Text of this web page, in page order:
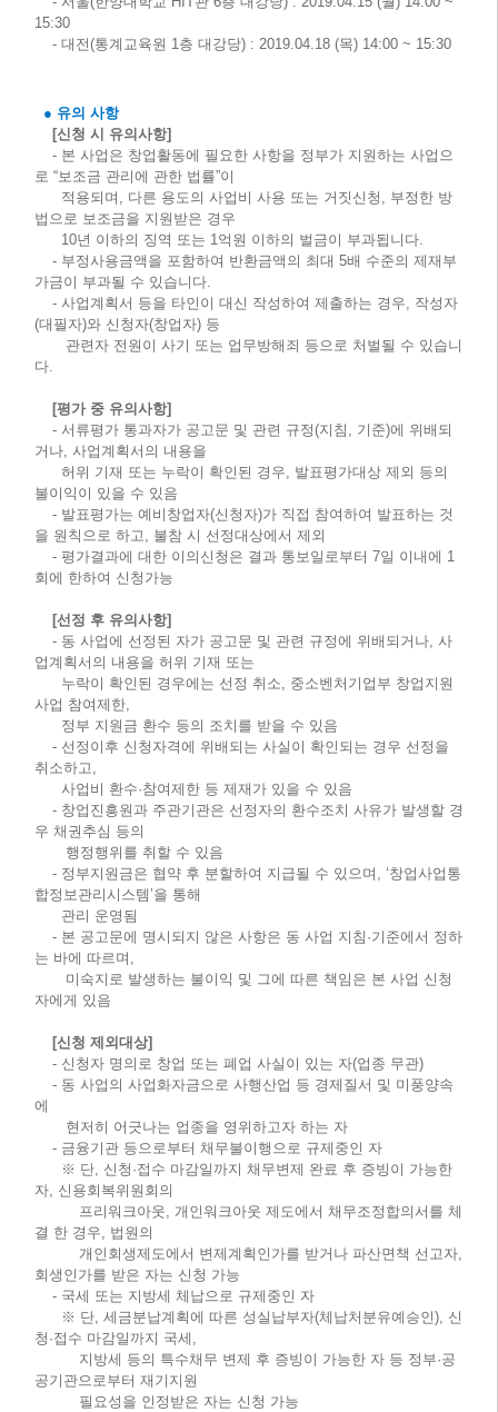
15:30
- 대전(통계교육원 1층 대강당) : 2019.04.18 (목) 14:00 ~ 15:30
● 유의 사항
[신청 시 유의사항]
- 본 사업은 창업활동에 필요한 사항을 정부가 지원하는 사업으
로 “보조금 관리에 관한 법률”이
적용되며, 다른 용도의 사업비 사용 또는 거짓신청, 부정한 방
법으로 보조금을 지원받은 경우
10년 이하의 징역 또는 1억원 이하의 벌금이 부과됩니다.
- 부정사용금액을 포함하여 반환금액의 최대 5배 수준의 제재부
가금이 부과될 수 있습니다.
- 사업계획서 등을 타인이 대신 작성하여 제출하는 경우, 작성자
(대필자)와 신청자(창업자) 등
관련자 전원이 사기 또는 업무방해죄 등으로 처벌될 수 있습니
다.
[평가 중 유의사항]
- 서류평가 통과자가 공고문 및 관련 규정(지침, 기준)에 위배되
거나, 사업계획서의 내용을
허위 기재 또는 누락이 확인된 경우, 발표평가대상 제외 등의
불이익이 있을 수 있음
- 발표평가는 예비창업자(신청자)가 직접 참여하여 발표하는 것
을 원칙으로 하고, 불참 시 선정대상에서 제외
- 평가결과에 대한 이의신청은 결과 통보일로부터 7일 이내에 1
회에 한하여 신청가능
[선정 후 유의사항]
- 동 사업에 선정된 자가 공고문 및 관련 규정에 위배되거나, 사
업계획서의 내용을 허위 기재 또는
누락이 확인된 경우에는 선정 취소, 중소벤처기업부 창업지원
사업 참여제한,
정부 지원금 환수 등의 조치를 받을 수 있음
- 선정이후 신청자격에 위배되는 사실이 확인되는 경우 선정을
취소하고,
사업비 환수·참여제한 등 제재가 있을 수 있음
- 창업진흥원과 주관기관은 선정자의 환수조치 사유가 발생할 경
우 채권추심 등의
행정행위를 취할 수 있음
- 정부지원금은 협약 후 분할하여 지급될 수 있으며, ‘창업사업통
합정보관리시스템’을 통해
관리 운영됨
- 본 공고문에 명시되지 않은 사항은 동 사업 지침·기준에서 정하
는 바에 따르며,
미숙지로 발생하는 불이익 및 그에 따른 책임은 본 사업 신청
자에게 있음
[신청 제외대상]
- 신청자 명의로 창업 또는 폐업 사실이 있는 자(업종 무관)
- 동 사업의 사업화자금으로 사행산업 등 경제질서 및 미풍양속
에
현저히 어긋나는 업종을 영위하고자 하는 자
- 금융기관 등으로부터 채무불이행으로 규제중인 자
※ 단, 신청·접수 마감일까지 채무변제 완료 후 증빙이 가능한
자, 신용회복위원회의
프리워크아웃, 개인워크아웃 제도에서 채무조정합의서를 체
결 한 경우, 법원의
개인회생제도에서 변제계획인가를 받거나 파산면책 선고자,
회생인가를 받은 자는 신청 가능
- 국세 또는 지방세 체납으로 규제중인 자
※ 단, 세금분납계획에 따른 성실납부자(체납처분유예승인), 신
청·접수 마감일까지 국세,
지방세 등의 특수채무 변제 후 증빙이 가능한 자 등 정부·공
공기관으로부터 재기지원
필요성을 인정받은 자는 신청 가능